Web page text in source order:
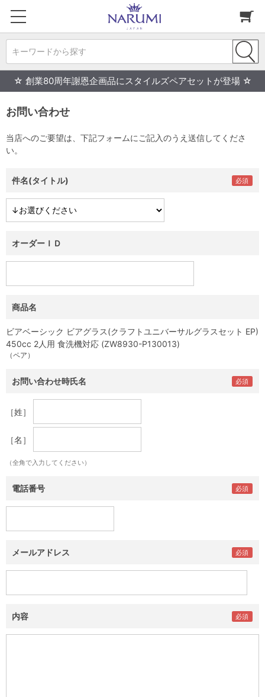
キーワードから探す
☆ 創業80周年謝恩企画品にスタイルズペアセットが登場 ☆
お問い合わせ
当店へのご要望は、下記フォームにご記入のうえ送信してくださ
い。
件名(タイトル)
オーダーＩＤ
商品名
ビアベーシック ビアグラス(クラフトユニバーサルグラスセット EP)
450cc 2人用 食洗機対応 (ZW8930-P130013)
（ペア）
お問い合わせ時氏名
［姓］
［名］
（全角で入力してください）
電話番号
メールアドレス
内容